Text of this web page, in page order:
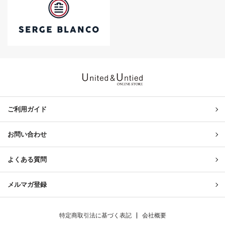
ご利用ガイド
お問い合わせ
よくある質問
メルマガ登録
特定商取引法に基づく表記 会社概要